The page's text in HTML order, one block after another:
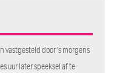
vastgesteld door ’s morgens
uur later speeksel af te